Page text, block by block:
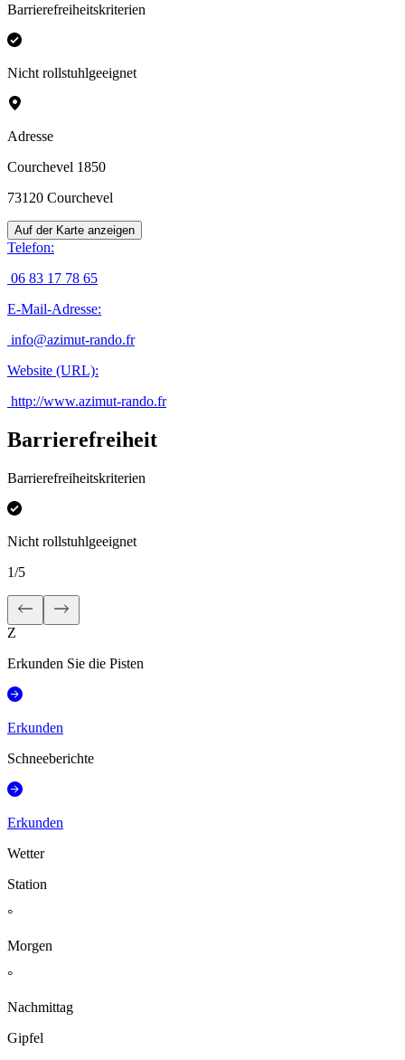
Barrierefreiheitskriterien
Nicht rollstuhlgeeignet
Adresse
Courchevel 1850
73120 Courchevel
Auf der Karte anzeigen
Telefon:
06 83 17 78 65
E-Mail-Adresse:
info@azimut-rando.fr
Website (URL):
http://www.azimut-rando.fr
Barrierefreiheit
Barrierefreiheitskriterien
Nicht rollstuhlgeeignet
1/5
Z
Erkunden Sie die Pisten
Erkunden
Schneeberichte
Erkunden
Wetter
Station
°
Morgen
°
Nachmittag
Gipfel